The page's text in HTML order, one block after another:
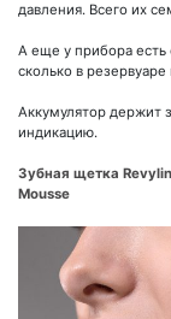
давления. Всего их
А еще у прибора
сколько в
Аккумулятор держит
индикацию.
Зубная щетка
Mousse